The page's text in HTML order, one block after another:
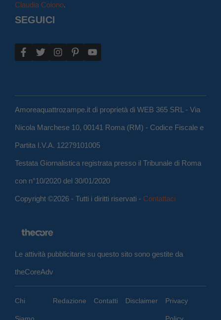
Claudia Colono.
SEGUICI
Amoreaquattrozampe.it di proprietà di WEB 365 SRL - Via
Nicola Marchese 10, 00141 Roma (RM) - Codice Fiscale e
Partita I.V.A. 12279101005
Testata Giornalistica registrata presso il Tribunale di Roma
con n°10/2020 del 30/01/2020
Copyright ©2026 - Tutti i diritti riservati - Contattaci
Le attività pubblicitarie su questo sito sono gestite da
theCoreAdv
Chi
Siamo
Redazione Contatti Disclaimer Privacy
Policy